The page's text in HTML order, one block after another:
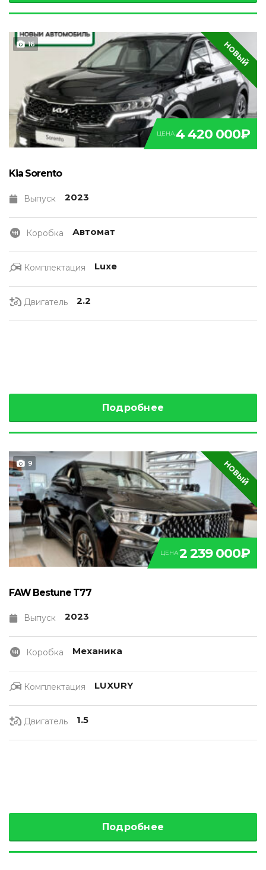
16 НОВЫЙ
ЦЕНА4 420 000₽
Kia Sorento
Выпуск 2023
Коробка Автомат
Комплектация Luxe
Двигатель 2.2
Подробнее
9 НОВЫЙ
ЦЕНА2 239 000₽
FAW Bestune T77
Выпуск 2023
Коробка Механика
Комплектация LUXURY
Двигатель 1.5
Подробнее